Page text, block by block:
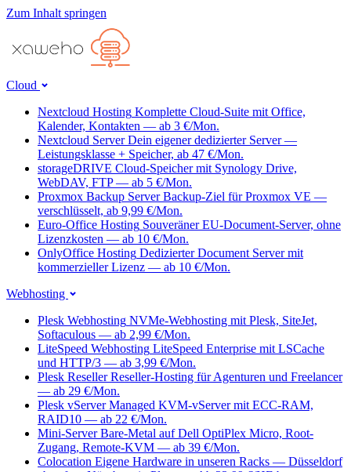
Zum Inhalt springen
Cloud
Nextcloud Hosting Komplette Cloud-Suite mit Office,
Kalender, Kontakten — ab 3 €/Mon.
Nextcloud Server Dein eigener dedizierter Server —
Leistungsklasse + Speicher, ab 47 €/Mon.
storageDRIVE Cloud-Speicher mit Synology Drive,
WebDAV, FTP — ab 5 €/Mon.
Proxmox Backup Server Backup-Ziel für Proxmox VE —
verschlüsselt, ab 9,99 €/Mon.
Euro-Office Hosting Souveräner EU-Document-Server, ohne
Lizenzkosten — ab 10 €/Mon.
OnlyOffice Hosting Dedizierter Document Server mit
kommerzieller Lizenz — ab 10 €/Mon.
Webhosting
Plesk Webhosting NVMe-Webhosting mit Plesk, SiteJet,
Softaculous — ab 2,99 €/Mon.
LiteSpeed Webhosting LiteSpeed Enterprise mit LSCache
und HTTP/3 — ab 3,99 €/Mon.
Plesk Reseller Reseller-Hosting für Agenturen und Freelancer
— ab 29 €/Mon.
Plesk vServer Managed KVM-vServer mit ECC-RAM,
RAID10 — ab 22 €/Mon.
Mini-Server Bare-Metal auf Dell OptiPlex Micro, Root-
Zugang, Remote-KVM — ab 39 €/Mon.
Colocation Eigene Hardware in unseren Racks — Düsseldorf